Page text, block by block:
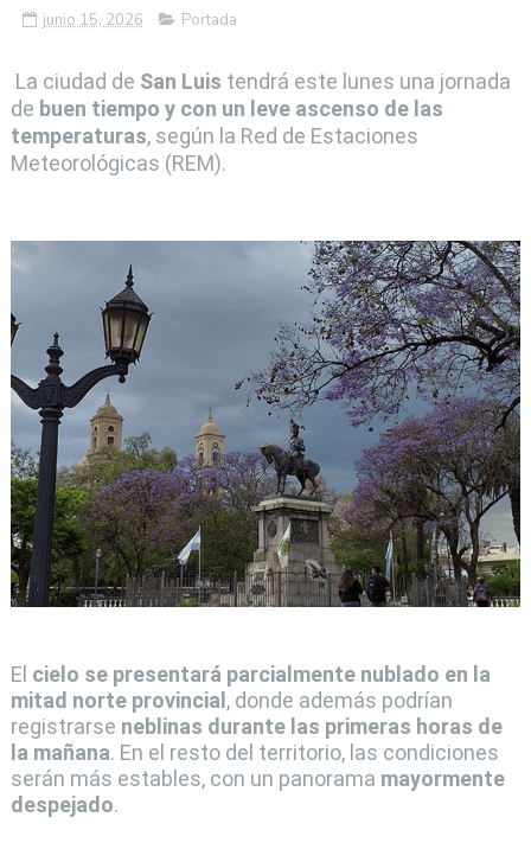
junio 15, 2026 Portada
La ciudad de San Luis tendrá este lunes una jornada
de buen tiempo y con un leve ascenso de las
temperaturas, según la Red de Estaciones
Meteorológicas (REM).
El cielo se presentará parcialmente nublado en la
mitad norte provincial , donde además podrían
registrarse neblinas durante las primeras horas de
la mañana. En el resto del territorio, las condiciones
serán más estables, con un panorama mayormente
despejado.